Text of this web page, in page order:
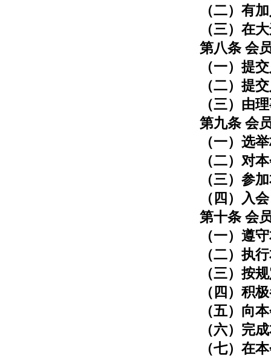
（二）有
（三）在
第八条 会
（一）提
（二）提
（三）由
第九条 会
（一）选
（二）对
（三）参
（四）入
第十条 会
（一）遵
（二）执
（三）按
（四）积
（五）向
（六）完
（七）在